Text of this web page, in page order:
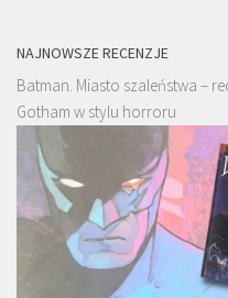
NAJNOWSZE RECENZJE
Batman. Miasto szaleństwa –
Gotham w stylu horroru